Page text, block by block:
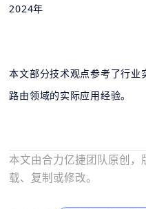
2024年
本文部分技术观点参考了行
路由领域的实际应用经验。
本文由合力亿捷团队原创
载、复制或修改。